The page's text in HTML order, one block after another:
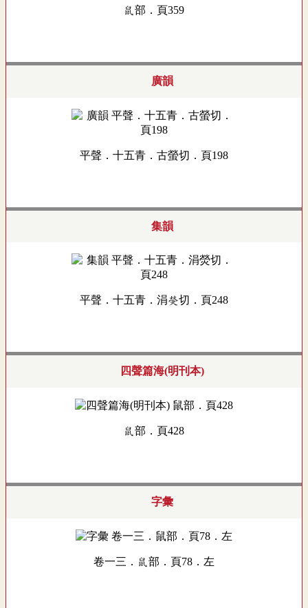
鼠部．頁359
廣韻
平聲．十五青．古螢切．頁198
集韻
平聲．十五青．涓熒切．頁248
四聲篇海(明刊本)
鼠部．頁428
字彙
卷一三．鼠部．頁78．左